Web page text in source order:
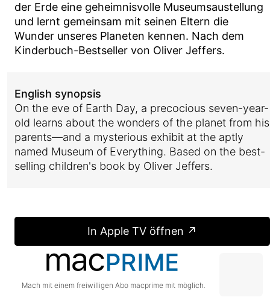
der Erde eine geheimnisvolle Museumsaustellung
und lernt gemeinsam mit seinen Eltern die
Wunder unseres Planeten kennen. Nach dem
Kinderbuch-Bestseller von Oliver Jeffers.
English synopsis
On the eve of Earth Day, a precocious seven-year-
old learns about the wonders of the planet from his
parents—and a mysterious exhibit at the aptly
named Museum of Everything. Based on the best-
selling children's book by Oliver Jeffers.
In Apple TV öffnen ↗
Mach mit einem freiwilligen Abo macprime mit möglich.